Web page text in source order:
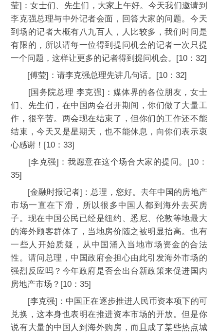
莹]：女士们、先生们，大家上午好。今天我们邀请到
李克强总理与中外记者会面，回答大家的问题。今天
到场的记者大概有八九百人，人比较多，我们时间是
有限的，所以请每一位得到提问机会的记者一次只提
一个问题，这样让更多的记者得到提问机会。[10：32]
[傅莹]：请李克强总理先讲几句话。[10：32]
[国务院总理 李克强]：媒体界的各位朋友，女士
们、先生们，在中国两会召开期间，你们做了大量工
作，很辛苦。两会现在结束了，但你们的工作还不能
结束，今天又是星期天，也不能休息，向你们表示衷
心感谢！[10：33]
[李克强]：我愿意在这个场合大家的提问。[10：
35]
[金融时报记者]：总理，您好。去年中国的房地产
市场一直在下滑，所以很多中国人都到海外去买房
子。现在中国公民已经是纽约、悉尼、伦敦等地最大
的海外顾客群体了，当地房价随之被明显抬高。也有
一些人开始质疑，从中国涌入当地市场资金的合法
性。请问总理，中国政府会担心由此引发海外市场的
强烈反应吗？今年政府是否会出台新政策来促进国内
房地产市场？[10：35]
[李克强]：中国正在逐步推进人民币资本项下的可
兑换，这本身也表明在推进资本市场的开放。但是你
说有大量的中国人到海外购房，而且成了某些热点城